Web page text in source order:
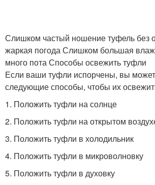
Слишком частый ношение туфель без
жаркая погода Слишком большая
много пота Способы освежить туфли
Если ваши туфли испорчены, вы
следующие способы, чтобы их
1. Положить туфли на солнце
2. Положить туфли на открытом
3. Положить туфли в холодильник
4. Положить туфли в микроволновку
5. Положить туфли в духовку